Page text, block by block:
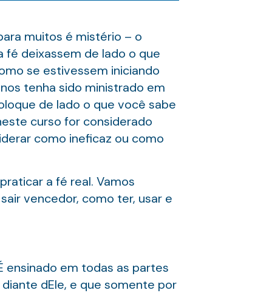
muitos é mistério – o
fé deixassem de lado o que
se estivessem iniciando
tenha sido ministrado em
de lado o que você sabe
curso for considerado
como ineficaz ou como
a fé real. Vamos
vencedor, como ter, usar e
ensinado em todas as partes
dEle, e que somente por